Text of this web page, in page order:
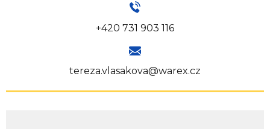
+420 731 903 116
tereza.vlasakova@warex.cz